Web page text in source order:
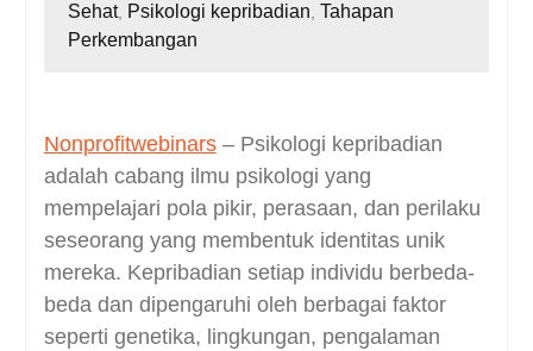
Sehat, Psikologi kepribadian Tahapan
Perkembangan
Nonprofitwebinars– Psikologi kepribadian
adalah cabang ilmu psikologi yang
mempelajari pola pikir, perasaan, dan perilaku
seseorang yang membentuk identitas unik
mereka. Kepribadian setiap individu berbeda-
beda dan dipengaruhi oleh berbagai faktor
seperti genetika, lingkungan, pengalaman